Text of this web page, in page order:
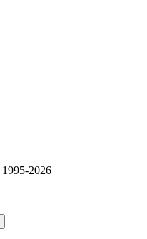
1995-2026